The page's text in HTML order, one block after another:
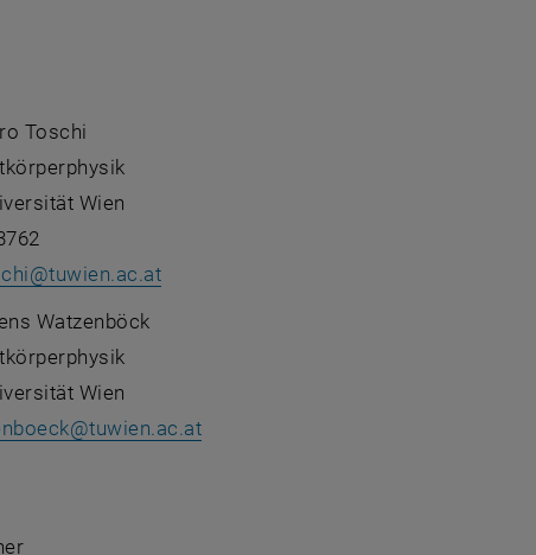
Toschi
Wien
@tuwien.ac.at
Watzenböck
Wien
@tuwien.ac.at